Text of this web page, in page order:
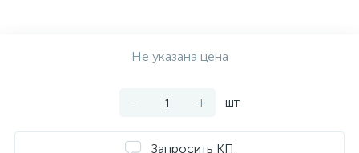
Не указана цена
- + шт
Запросить КП